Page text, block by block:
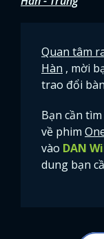
Quan tâm
Hàn , mời
trao đổi
Bạn cần
về phim
vào DAN
dung bạn